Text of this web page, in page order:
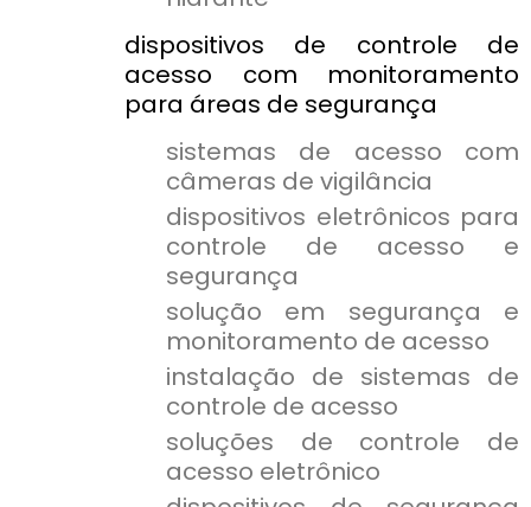
dispositivos de controle de
acesso com monitoramento
para áreas de segurança
sistemas de acesso com
câmeras de vigilância
dispositivos eletrônicos para
controle de acesso e
segurança
solução em segurança e
monitoramento de acesso
instalação de sistemas de
controle de acesso
soluções de controle de
acesso eletrônico